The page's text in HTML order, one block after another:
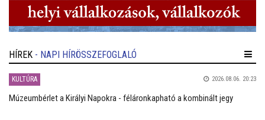
HÍREK - NAPI HÍRÖSSZEFOGLALÓ
KULTÚRA 2026.08.06. 20:23
Múzeumbérlet a Királyi Napokra - féláronkapható a kombinált jegy